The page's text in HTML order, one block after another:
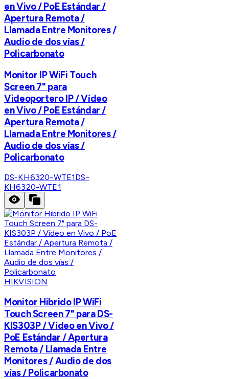
en Vivo / PoE Estándar /
Apertura Remota /
Llamada Entre Monitores /
Audio de dos vías /
Policarbonato
Monitor IP WiFi Touch
Screen 7" para
Videoportero IP / Vídeo
en Vivo / PoE Estándar /
Apertura Remota /
Llamada Entre Monitores /
Audio de dos vías /
Policarbonato
DS-KH6320-WTE1DS-
KH6320-WTE1
HIKVISION
Monitor Hibrido IP WiFi
Touch Screen 7" para DS-
KIS303P / Vídeo en Vivo /
PoE Estándar / Apertura
Remota / Llamada Entre
Monitores / Audio de dos
vías / Policarbonato